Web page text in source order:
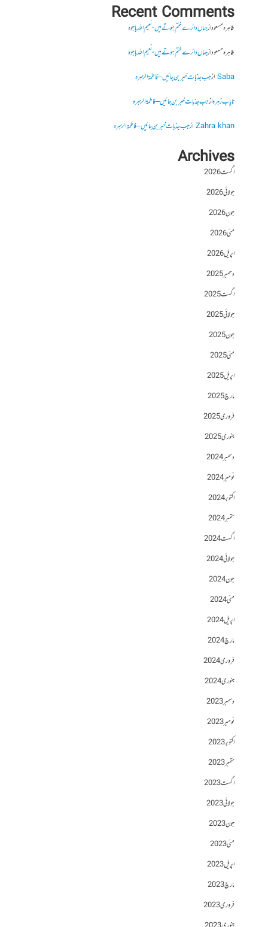
Recent Comments
طاہرہ مسعودازجہاں دائرے ختم ہوتے ہیں- نعیم اللہ باجوہ
طاہرہ مسعودازجہاں دائرے ختم ہوتے ہیں- نعیم اللہ باجوہ
Sabaازجب جذبات خبر بن جائیں – فاطمۃالزہرہ
نایاب زہرہازجب جذبات خبر بن جائیں – فاطمۃالزہرہ
Zahra khanازجب جذبات خبر بن جائیں – فاطمۃالزہرہ
Archives
اگست 2026
جولائی 2026
جون 2026
مئی 2026
اپریل 2026
دسمبر 2025
اگست 2025
جولائی 2025
جون 2025
مئی 2025
اپریل 2025
مارچ 2025
فروری 2025
جنوری 2025
دسمبر 2024
نومبر 2024
اکتوبر 2024
ستمبر 2024
اگست 2024
جولائی 2024
جون 2024
مئی 2024
اپریل 2024
مارچ 2024
فروری 2024
جنوری 2024
دسمبر 2023
نومبر 2023
اکتوبر 2023
ستمبر 2023
اگست 2023
جولائی 2023
جون 2023
مئی 2023
اپریل 2023
مارچ 2023
فروری 2023